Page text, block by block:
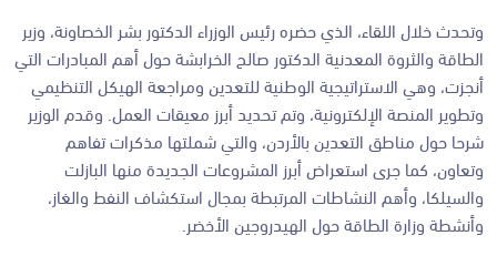
وتحدث خلال اللقاء، الذي حضره رئيس الوزراء الدكتور بشر الخصاونة، وزير
الطاقة والثروة المعدنية الدكتور صالح الخرابشة حول أهم المبادرات التي
أنجزت، وهي الاستراتيجية الوطنية للتعدين ومراجعة الهيكل التنظيمي
وتطوير المنصة الإلكترونية، وتم تحديد أبرز معيقات العمل. وقدم الوزير
شرحا حول مناطق التعدين بالأردن، والتي شملتها مذكرات تفاهم
وتعاون، كما جرى استعراض أبرز المشروعات الجديدة منها البازلت
والسيلكا، وأهم النشاطات المرتبطة بمجال استكشاف النفط والغاز،
وأنشطة وزارة الطاقة حول الهيدروجين الأخضر.